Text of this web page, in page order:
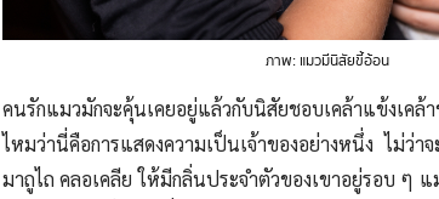
ภาพ: แมวมีนิสัยขี้อ้อน
คนรักแมวมักจะคุ้นเคยอยู่แล้วกับนิสัยชอบเคล้าแข้งเค
ไหมว่านี่คือการแสดงความเป็นเจ้าของอย่างหนึ่ง ไม่ว่า
มาถูไถ คลอเคลีย ให้มีกลิ่นประจำตัวของเขาอยู่รอบ ๆ